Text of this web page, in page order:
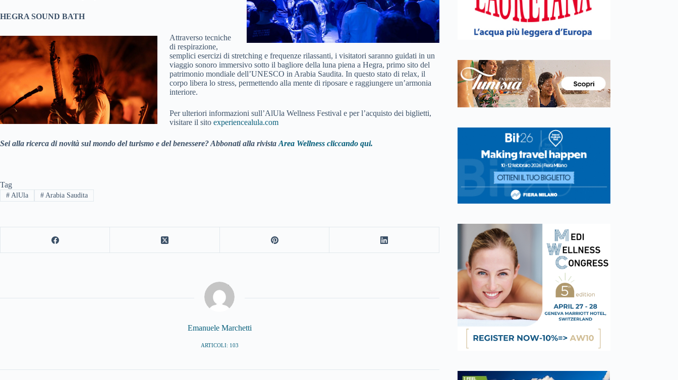
HEGRA SOUND BATH
Attraverso tecniche
di respirazione,
semplici esercizi di stretching e frequenze rilassanti, i visitatori saranno guidati in un
viaggio sonoro immersivo sotto il bagliore della luna piena a Hegra, primo sito del
patrimonio mondiale dell’UNESCO in Arabia Saudita. In questo stato di relax, il
corpo libera lo stress, permettendo alla mente di riposare e raggiungere un’armonia
interiore.
Per ulteriori informazioni sull’AlUla Wellness Festival e per l’acquisto dei biglietti,
visitare il sito experiencealula.com
Sei alla ricerca di novità sul mondo del turismo e del benessere? Abbonati alla rivista Area Wellness cliccando qui.
Tag
#AlUla #Arabia Saudita
Emanuele Marchetti
ARTICOLI: 103